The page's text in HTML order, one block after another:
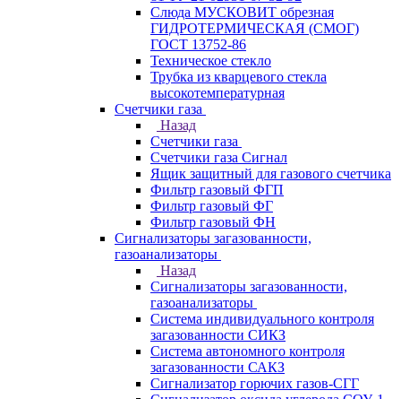
Слюда МУСКОВИТ обрезная
ГИДРОТЕРМИЧЕСКАЯ (СМОГ)
ГОСТ 13752-86
Техническое стекло
Трубка из кварцевого стекла
высокотемпературная
Счетчики газа
Назад
Счетчики газа
Счетчики газа Сигнал
Ящик защитный для газового счетчика
Фильтр газовый ФГП
Фильтр газовый ФГ
Фильтр газовый ФН
Сигнализаторы загазованности,
газоанализаторы
Назад
Сигнализаторы загазованности,
газоанализаторы
Система индивидуального контроля
загазованности СИКЗ
Система автономного контроля
загазованности САКЗ
Сигнализатор горючих газов-СГГ